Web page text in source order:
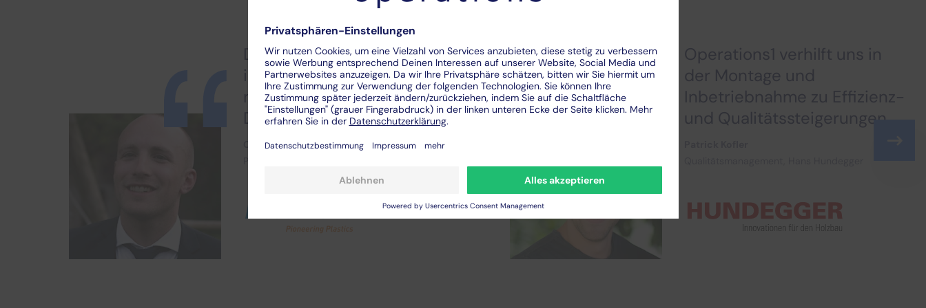
Die Zeit unserer Mitarbeiter
ist kostbar. Sie sollten diese
nicht zum Durchsuchen von
Dokumenten einsetzen.
Claudio Sutter
Operations1 verhilft uns in
der Montage und
Inbetriebnahme zu Effizienz-
und Qualitätssteigerungen.